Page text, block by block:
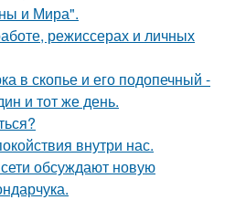
и Мира".
режиссерах и личных
в скопье и его подопечный -
и тот же день.
внутри нас.
обсуждают новую